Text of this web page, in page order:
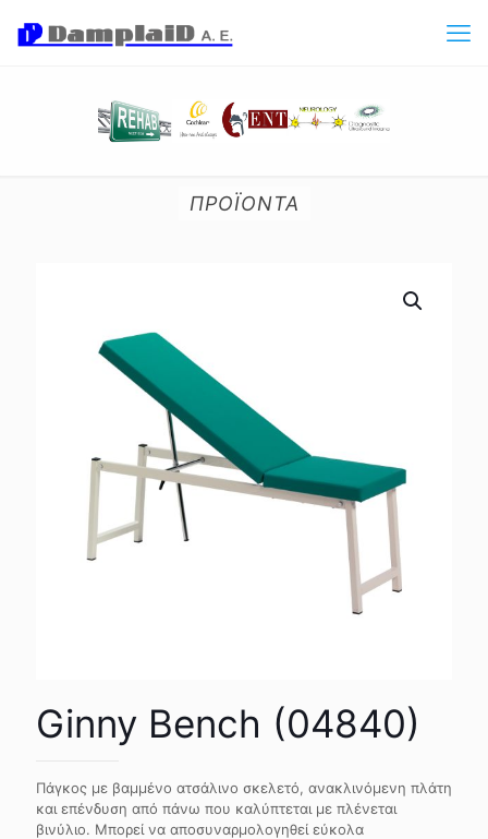
ΠΡΟΪΟΝΤΑ
Ginny Bench (04840)
Πάγκος με βαμμένο ατσάλινο σκελετό, ανακλινόμενη πλάτη
και επένδυση από πάνω που καλύπτεται με πλένεται
βινύλιο. Μπορεί να αποσυναρμολογηθεί εύκολα